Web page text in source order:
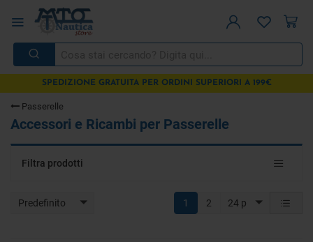
SPEDIZIONE GRATUITA PER ORDINI SUPERIORI A 199€
Passerelle
Accessori e Ricambi per Passerelle
Toggle
Filtra prodotti
Predefinito 24 p
1 2